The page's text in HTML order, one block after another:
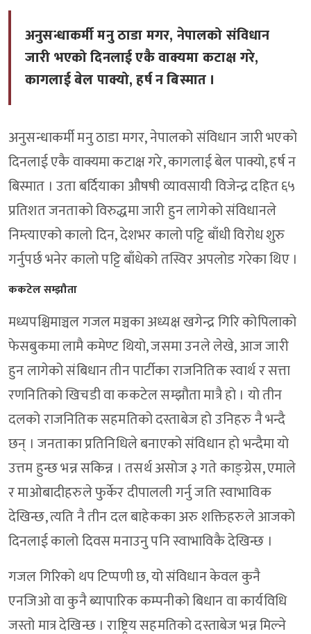
अनुसन्धाकर्मी मनु ठाडा मगर, नेपालको संविधान
जारी भएको दिनलाई एकै वाक्यमा कटाक्ष गरे,
कागलाई बेल पाक्यो, हर्ष न बिस्मात ।
अनुसन्धाकर्मी मनु ठाडा मगर, नेपालको संविधान जारी भएको
दिनलाई एकै वाक्यमा कटाक्ष गरे, कागलाई बेल पाक्यो, हर्ष न
बिस्मात । उता बर्दियाका औषषी व्यावसायी विजेन्द्र दहित ६५
प्रतिशत जनताको विरुद्धमा जारी हुन लागेको संविधानले
निम्त्याएको कालो दिन, देशभर कालो पट्टि बाँधी विरोध शुरु
गर्नुपर्छ भनेर कालो पट्टि बाँधेको तस्विर अपलोड गरेका थिए ।
ककटेल सम्झौता
मध्यपश्चिमाञ्चल गजल मञ्चका अध्यक्ष खगेन्द्र गिरि कोपिलाको
फेसबुकमा लामै कमेण्ट थियो, जसमा उनले लेखे, आज जारी
हुन लागेको संबिधान तीन पार्टीका राजनितिक स्वार्थ र सत्ता
रणनितिको खिचडी वा ककटेल सम्झौता मात्रै हो । यो तीन
दलको राजनितिक सहमतिको दस्ताबेज हो उनिहरु नै भन्दै
छन् । जनताका प्रतिनिधिले बनाएको संविधान हो भन्दैमा यो
उत्तम हुन्छ भन्न सकिन्न । तसर्थ असोज ३ गते काङ्ग्रेस, एमाले
र माओबादीहरुले फुर्केर दीपालली गर्नु जति स्वाभाविक
देखिन्छ, त्यति नै तीन दल बाहेकका अरु शक्तिहरुले आजको
दिनलाई कालो दिवस मनाउनु पनि स्वाभाविकै देखिन्छ ।
गजल गिरिको थप टिप्पणी छ, यो संविधान केवल कुनै
एनजिओ वा कुनै ब्यापारिक कम्पनीको बिधान वा कार्यविधि
जस्तो मात्र देखिन्छ । राष्ट्रिय सहमतिको दस्ताबेज भन्न मिल्ने